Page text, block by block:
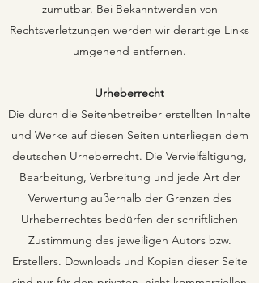
zumutbar. Bei Bekanntwerden von
Rechtsverletzungen werden wir derartige Links
umgehend entfernen.
Urheberrecht
Die durch die Seitenbetreiber erstellten Inhalte
und Werke auf diesen Seiten unterliegen dem
deutschen Urheberrecht. Die Vervielfältigung,
Bearbeitung, Verbreitung und jede Art der
Verwertung außerhalb der Grenzen des
Urheberrechtes bedürfen der schriftlichen
Zustimmung des jeweiligen Autors bzw.
Erstellers. Downloads und Kopien dieser Seite